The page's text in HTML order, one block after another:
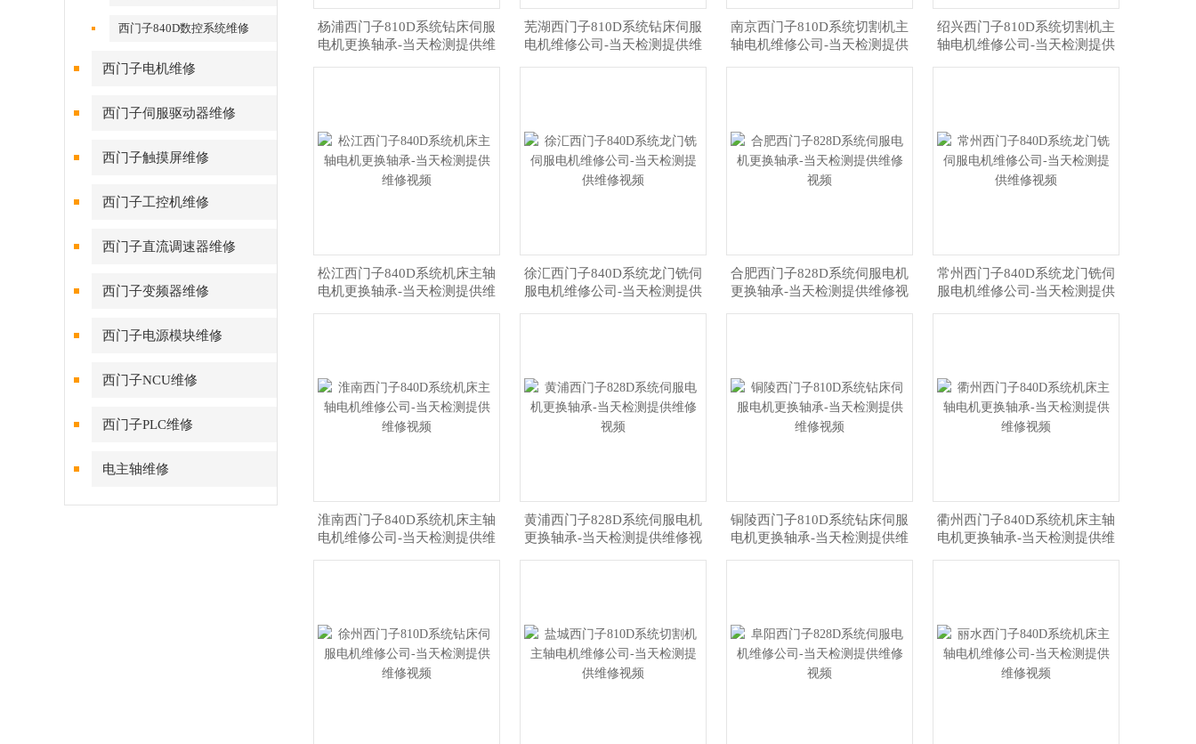
西门子840D数控系统维修
西门子电机维修
西门子伺服驱动器维修
西门子触摸屏维修
西门子工控机维修
西门子直流调速器维修
西门子变频器维修
西门子电源模块维修
西门子NCU维修
西门子PLC维修
电主轴维修
杨浦西门子810D系统钻床伺服
电机更换轴承-当天检测提供维
芜湖西门子810D系统钻床伺服
电机维修公司-当天检测提供维
南京西门子810D系统切割机主
轴电机维修公司-当天检测提供
绍兴西门子810D系统切割机主
轴电机维修公司-当天检测提供
松江西门子840D系统机床主轴
电机更换轴承-当天检测提供维
徐汇西门子840D系统龙门铣伺
服电机维修公司-当天检测提供
合肥西门子828D系统伺服电机
更换轴承-当天检测提供维修视
常州西门子840D系统龙门铣伺
服电机维修公司-当天检测提供
淮南西门子840D系统机床主轴
电机维修公司-当天检测提供维
黄浦西门子828D系统伺服电机
更换轴承-当天检测提供维修视
铜陵西门子810D系统钻床伺服
电机更换轴承-当天检测提供维
衢州西门子840D系统机床主轴
电机更换轴承-当天检测提供维